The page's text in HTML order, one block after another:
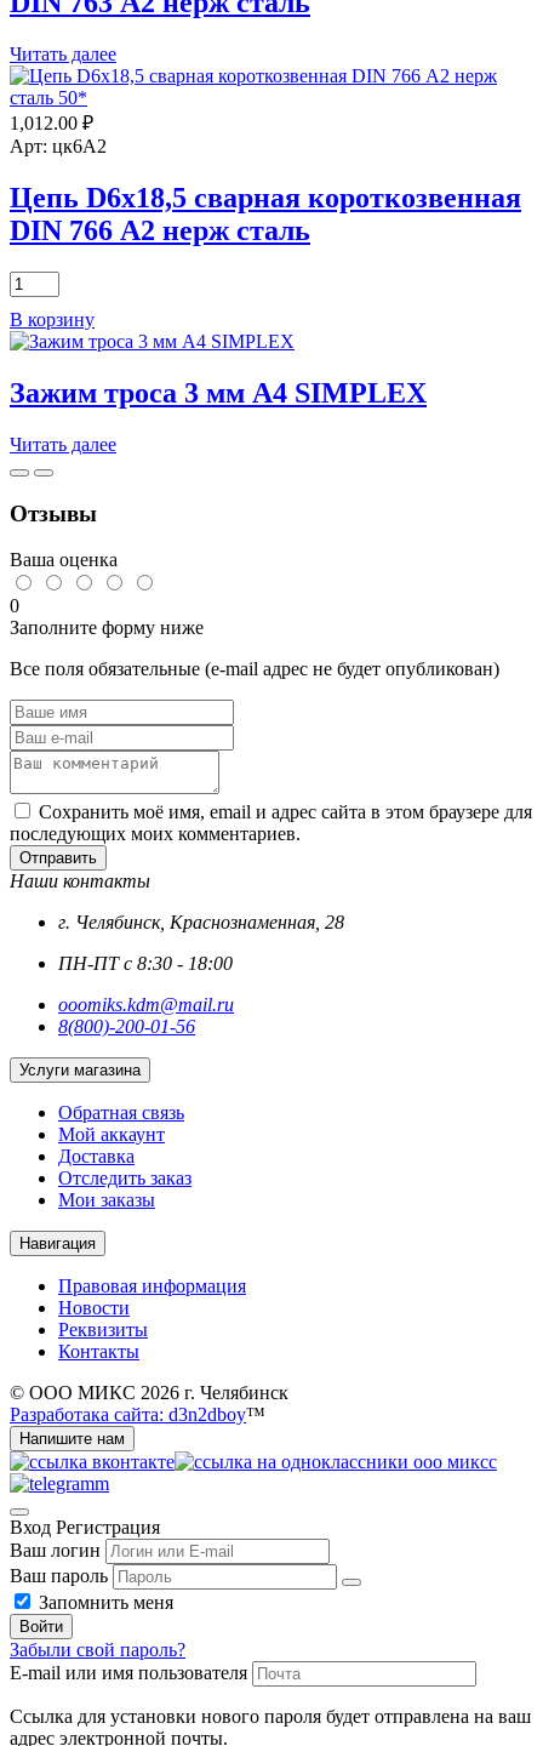
Читать далее
1,012.00 ₽
Арт: цк6А2
Цепь D6х18,5 сварная короткозвенная
DIN 766 А2 нерж сталь
Количество
товара
Цепь
D6х18,5
короткозвенная
DIN
766
А2
нерж
В корзину
Зажим троса 3 мм А4 SIMPLEX
Читать далее
Отзывы
Ваша оценка
0
Заполните форму ниже
Все поля обязательные (e-mail адрес не будет опубликован)
Сохранить моё имя, email и адрес сайта в этом браузере для
последующих моих комментариев.
Отправить
Наши контакты
г. Челябинск, Краснознаменная, 28
ПН-ПТ с 8:30 - 18:00
ooomiks.kdm@mail.ru
8(800)-200-01-56
Услуги магазина
Обратная связь
Мой аккаунт
Доставка
Отследить заказ
Мои заказы
Навигация
Правовая информация
Новости
Реквизиты
Контакты
© ООО МИКС 2026 г. Челябинск
Разработака сайта: d3n2dboy™
Напишите нам
Вход Регистрация
Ваш логин
Ваш пароль
Запомнить меня
Войти
Забыли свой пароль?
E-mail или имя пользователя
Ссылка для установки нового пароля будет отправлена ​​на ваш
адрес электронной почты.